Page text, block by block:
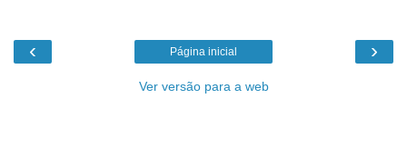
‹ ›
Página inicial
Ver versão para a web